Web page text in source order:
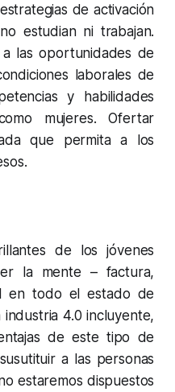
de activación
estudian ni trabajan.
las oportunidades de
laborales de
y habilidades
mujeres. Ofertar
que permita a los
de los jóvenes
la mente – factura,
en todo el estado de
industria 4.0 incluyente,
de este tipo de
a las personas
estaremos dispuestos